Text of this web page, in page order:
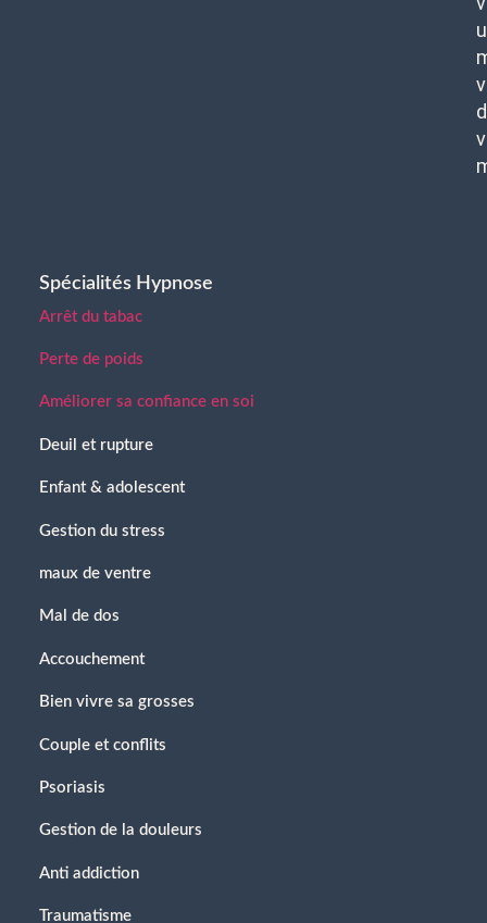
Spécialités Hypnose
Arrêt du tabac
Perte de poids
Améliorer sa confiance en soi
Deuil et rupture
Enfant & adolescent
Gestion du stress
maux de ventre
Mal de dos
Accouchement
Bien vivre sa grosses
Couple et conflits
Psoriasis
Gestion de la douleurs
Anti addiction
Traumatisme